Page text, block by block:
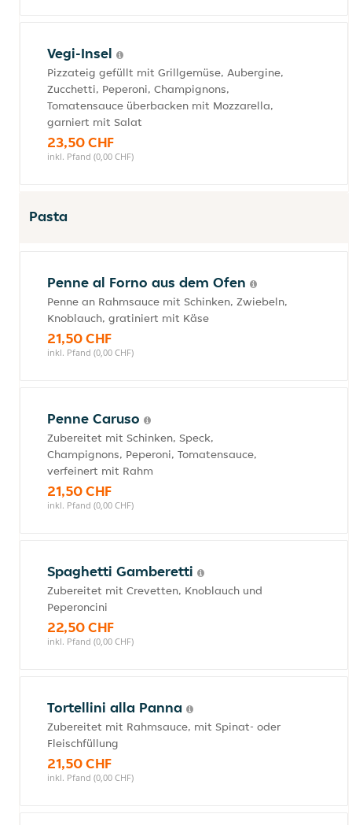
Vegi-Insel
Pizzateig gefüllt mit Grillgemüse, Aubergine,
Zucchetti, Peperoni, Champignons,
Tomatensauce überbacken mit Mozzarella,
garniert mit Salat
23,50 CHF
inkl. Pfand (0,00 CHF)
Pasta
Penne al Forno aus dem Ofen
Penne an Rahmsauce mit Schinken, Zwiebeln,
Knoblauch, gratiniert mit Käse
21,50 CHF
inkl. Pfand (0,00 CHF)
Penne Caruso
Zubereitet mit Schinken, Speck,
Champignons, Peperoni, Tomatensauce,
verfeinert mit Rahm
21,50 CHF
inkl. Pfand (0,00 CHF)
Spaghetti Gamberetti
Zubereitet mit Crevetten, Knoblauch und
Peperoncini
22,50 CHF
inkl. Pfand (0,00 CHF)
Tortellini alla Panna
Zubereitet mit Rahmsauce, mit Spinat- oder
Fleischfüllung
21,50 CHF
inkl. Pfand (0,00 CHF)